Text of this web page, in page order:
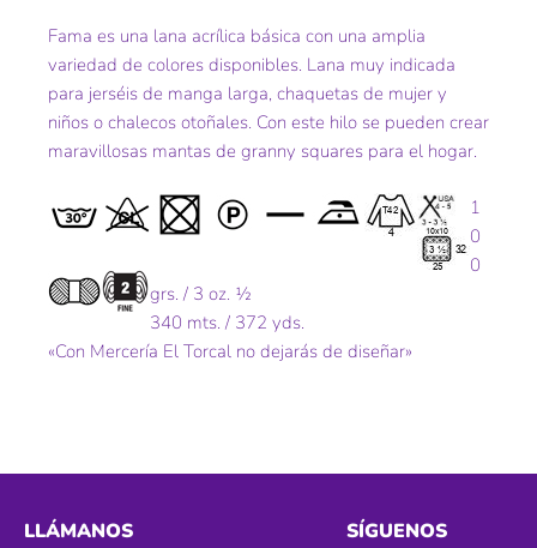
Fama es una lana acrílica básica con una amplia
variedad de colores disponibles. Lana muy indicada
para jerséis de manga larga, chaquetas de mujer y
niños o chalecos otoñales. Con este hilo se pueden crear
maravillosas mantas de granny squares para el hogar.
1
0
0
grs. / 3 oz. ½
340 mts. / 372 yds.
«Con Mercería El Torcal no dejarás de diseñar»
LLÁMANOS
SÍGUENOS